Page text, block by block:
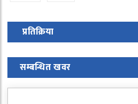
प्रतिक्रिया
सम्बन्धित खवर